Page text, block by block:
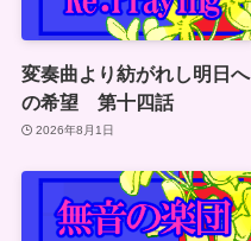
変奏曲より紡がれし明日へ
の希望 第十四話
2026年8月1日